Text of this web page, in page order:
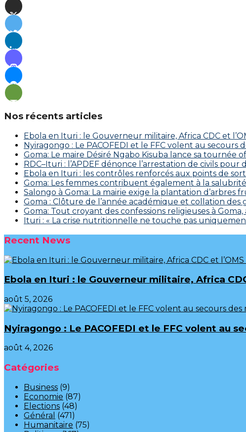
Nos récents articles
Ebola en Ituri : le Gouverneur militaire, Africa CDC et
‎Nyiragongo : Le PACOFEDI et le FFC volent au
Goma: Le maire Désiré Ngabo Kisuba lance sa tournée
RDC–Ituri : l’APDEF dénonce l’arrestation de civils
Ebola en Ituri : les contrôles renforcés aux points de
Goma: Les femmes contribuent également à la
Salongo à Goma: La mairie exige la plantation d’arbres
Goma : Clôture de l’année académique et collation des
Goma: Tout croyant des confessions religieuses à
Ituri : « La crise nutritionnelle ne touche pas
Recent News
Ebola en Ituri : le Gouverneur militaire, Africa
août 5, 2026
‎Nyiragongo : Le PACOFEDI et le FFC volent au
août 4, 2026
Catégories
Business (9)
Economie (87)
Elections (48)
Général (471)
Humanitaire (75)